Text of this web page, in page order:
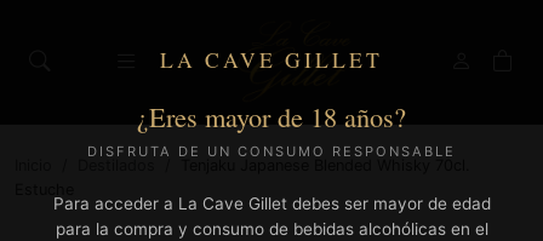
LA CAVE GILLET
¿Eres mayor de 18 años?
DISFRUTA DE UN CONSUMO RESPONSABLE
Para acceder a La Cave Gillet debes ser mayor de edad
para la compra y consumo de bebidas alcohólicas en el